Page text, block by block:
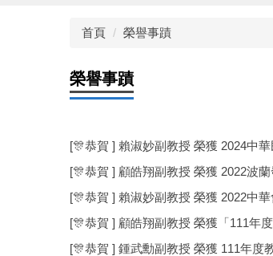
首頁 榮譽事蹟
榮譽事蹟
[🎊恭賀 ] 賴淑妙副教授 榮獲 2024中
[🎊恭賀 ] 顧皓翔副教授 榮獲 2022波蘭
[🎊恭賀 ] 賴淑妙副教授 榮獲 2022中
[🎊恭賀 ] 顧皓翔副教授 榮獲「111年
[🎊恭賀 ] 鍾武勳副教授 榮獲 111年度